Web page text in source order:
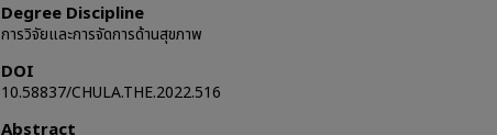
Degree Discipline
การวิจัยและการจัดการด้านสุขภาพ
DOI
10.58837/CHULA.THE.2022.516